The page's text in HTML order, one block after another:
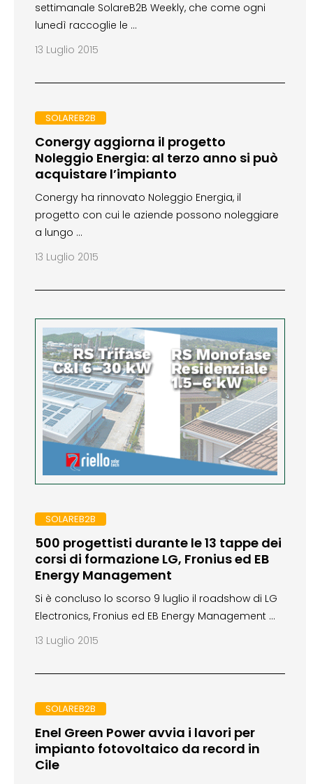
settimanale SolareB2B Weekly, che come ogni
lunedì raccoglie le …
13 Luglio 2015
SOLAREB2B
Conergy aggiorna il progetto
Noleggio Energia: al terzo anno si può
acquistare l’impianto
Conergy ha rinnovato Noleggio Energia, il
progetto con cui le aziende possono noleggiare
a lungo …
13 Luglio 2015
SOLAREB2B
500 progettisti durante le 13 tappe dei
corsi di formazione LG, Fronius ed EB
Energy Management
Si è concluso lo scorso 9 luglio il roadshow di LG
Electronics, Fronius ed EB Energy Management …
13 Luglio 2015
SOLAREB2B
Enel Green Power avvia i lavori per
impianto fotovoltaico da record in
Cile